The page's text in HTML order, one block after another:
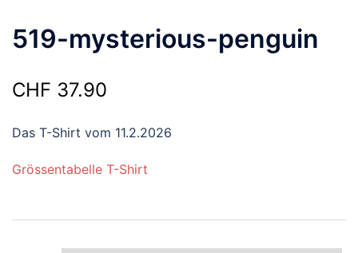
519-mysterious-penguin
CHF 37.90
Das T-Shirt vom 11.2.2026
Grössentabelle T-Shirt